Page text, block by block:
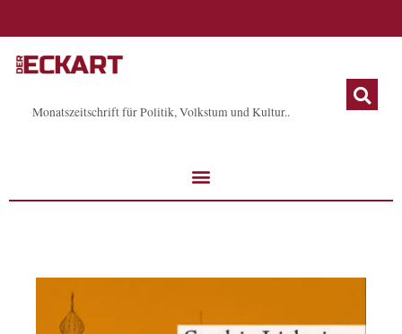
Monatszeitschrift für Politik, Volkstum und Kultur..